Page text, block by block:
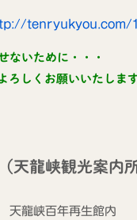
tenryukyou.com/
ないために・・・
ろしくお願いいたしま
天龍峡観光案内所
龍峡百年再生館内
Instagram「